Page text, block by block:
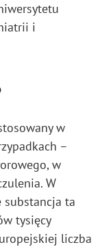
i
w
–
w
W
substancja ta
tysięcy
liczba